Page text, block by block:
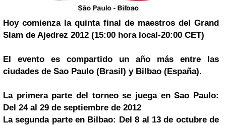
Hoy comienza la quinta final de maestros del Grand
Slam de Ajedrez 2012 (15:00 hora local-20:00 CET)
El evento es compartido un año más entre las
ciudades de Sao Paulo (Brasil) y Bilbao (España).
La primera parte del torneo se juega en Sao Paulo:
Del 24 al 29 de septiembre de 2012
La segunda parte en Bilbao: Del 8 al 13 de octubre de